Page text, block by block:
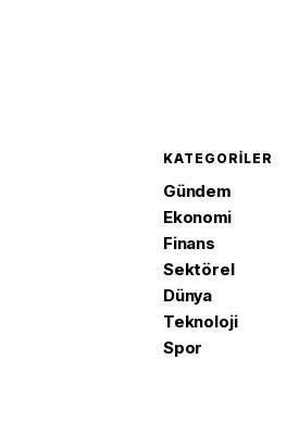
KATEGORILER
Gündem
Ekonomi
Finans
Sektörel
Dünya
Teknoloji
Spor